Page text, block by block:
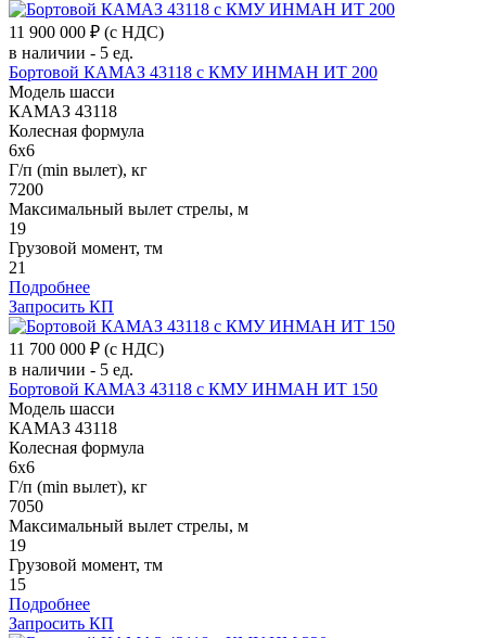
11 900 000 ₽ (с НДС)
в наличии - 5 ед.
Бортовой КАМАЗ 43118 с КМУ ИНМАН ИТ 200
Модель шасси
КАМАЗ 43118
Колесная формула
6x6
Г/п (min вылет), кг
7200
Максимальный вылет стрелы, м
19
Грузовой момент, тм
21
Подробнее
Запросить КП
11 700 000 ₽ (с НДС)
в наличии - 5 ед.
Бортовой КАМАЗ 43118 с КМУ ИНМАН ИТ 150
Модель шасси
КАМАЗ 43118
Колесная формула
6x6
Г/п (min вылет), кг
7050
Максимальный вылет стрелы, м
19
Грузовой момент, тм
15
Подробнее
Запросить КП